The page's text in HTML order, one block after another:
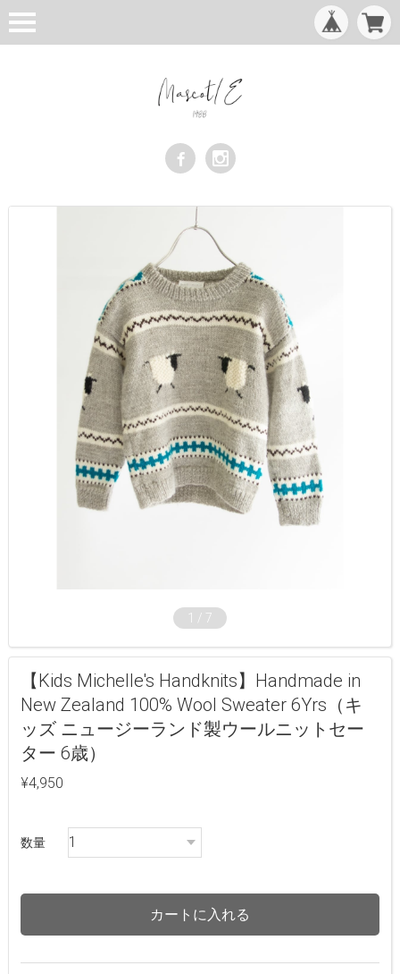
1 / 7
【Kids Michelle's Handknits】Handmade in
New Zealand 100% Wool Sweater 6Yrs（キ
ッズ ニュージーランド製ウールニットセー
ター 6歳）
¥4,950
数量
カートに入れる